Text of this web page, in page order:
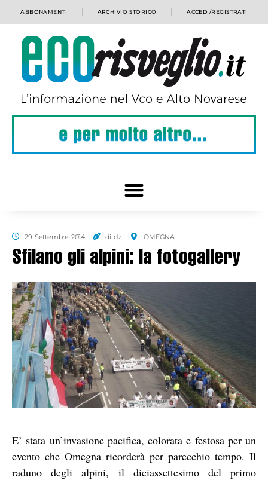
ABBONAMENTI ARCHIVIO STORICO ACCEDI/REGISTRATI
29 Settembre 2014 di d.z. OMEGNA
Sfilano gli alpini: la fotogallery
E’ stata un’invasione pacifica, colorata e festosa per un
evento che Omegna ricorderà per parecchio tempo. Il
raduno degli alpini, il diciassettesimo del primo